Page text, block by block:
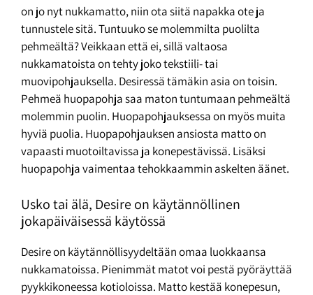
on jo nyt nukkamatto, niin ota siitä napakka ote ja
tunnustele sitä. Tuntuuko se molemmilta puolilta
pehmeältä? Veikkaan että ei, sillä valtaosa
nukkamatoista on tehty joko tekstiili- tai
muovipohjauksella. Desiressä tämäkin asia on toisin.
Pehmeä huopapohja saa maton tuntumaan pehmeältä
molemmin puolin. Huopapohjauksessa on myös muita
hyviä puolia. Huopapohjauksen ansiosta matto on
vapaasti muotoiltavissa ja konepestävissä. Lisäksi
huopapohja vaimentaa tehokkaammin askelten äänet.
Usko tai älä, Desire on käytännöllinen
jokapäiväisessä käytössä
Desire on käytännöllisyydeltään omaa luokkaansa
nukkamatoissa. Pienimmät matot voi pestä pyöräyttää
pyykkikoneessa kotioloissa. Matto kestää konepesun,